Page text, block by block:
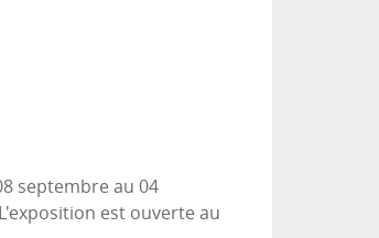
septembre au 04
est ouverte au